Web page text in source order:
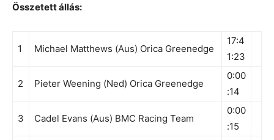
Összetett állás:
1 Michael Matthews (Aus) Orica Greenedge
17:4
1:23
2 Pieter Weening (Ned) Orica Greenedge
0:00
:14
3 Cadel Evans (Aus) BMC Racing Team
0:00
:15